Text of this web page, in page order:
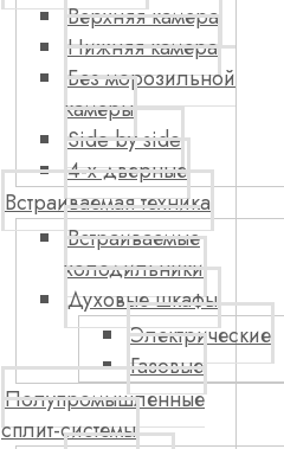
Верхняя камера
Нижняя камера
Без морозильной
камеры
Side by side
4-х дверные
Встраиваемая техника
Встраиваемые
холодильники
Духовые шкафы
Электрические
Газовые
Полупромышленные
сплит-системы